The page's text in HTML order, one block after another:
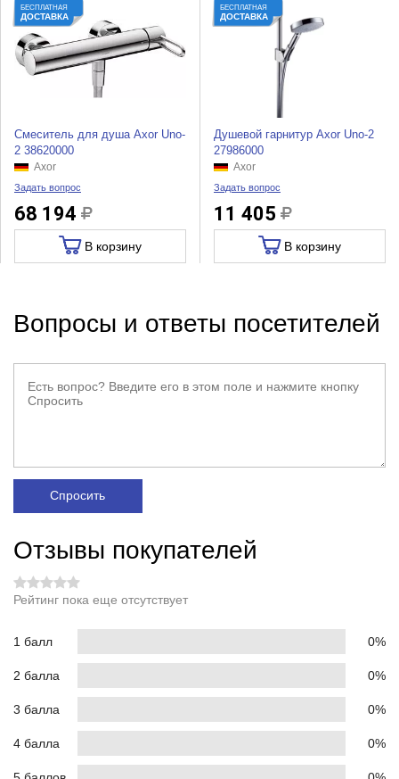
БЕСПЛАТНАЯ
ДОСТАВКА
Смеситель для душа Axor Uno-
2 38620000
Axor
Задать вопрос
68 194
В корзину
БЕСПЛАТНАЯ
ДОСТАВКА
Душевой гарнитур Axor Uno-2
27986000
Axor
Задать вопрос
11 405
В корзину
Вопросы и ответы посетителей
Спросить
Отзывы покупателей
Рейтинг пока еще отсутствует
1 балл 0%
2 балла 0%
3 балла 0%
4 балла 0%